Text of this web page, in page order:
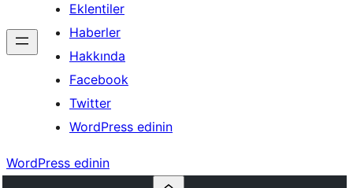
Eklentiler
Haberler
Hakkında
Facebook
Twitter
WordPress edinin
WordPress edinin